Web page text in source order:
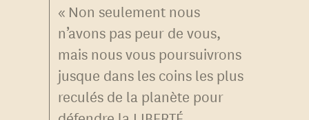
« Non seulement nous
n’avons pas peur de vous,
mais nous vous poursuivrons
jusque dans les coins les plus
reculés de la planète pour